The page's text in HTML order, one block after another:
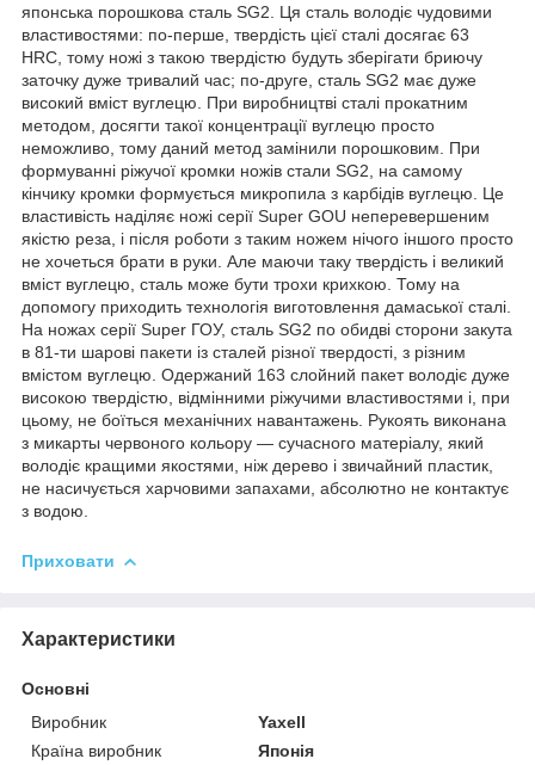
японська порошкова сталь SG2. Ця сталь володіє чудовими
властивостями: по-перше, твердість цієї сталі досягає 63
HRC, тому ножі з такою твердістю будуть зберігати бриючу
заточку дуже тривалий час; по-друге, сталь SG2 має дуже
високий вміст вуглецю. При виробництві сталі прокатним
методом, досягти такої концентрації вуглецю просто
неможливо, тому даний метод замінили порошковим. При
формуванні ріжучої кромки ножів стали SG2, на самому
кінчику кромки формується микропила з карбідів вуглецю. Це
властивість наділяє ножі серії Super GOU неперевершеним
якістю реза, і після роботи з таким ножем нічого іншого просто
не хочеться брати в руки. Але маючи таку твердість і великий
вміст вуглецю, сталь може бути трохи крихкою. Тому на
допомогу приходить технологія виготовлення дамаської сталі.
На ножах серії Super ГОУ, сталь SG2 по обидві сторони закута
в 81-ти шарові пакети із сталей різної твердості, з різним
вмістом вуглецю. Одержаний 163 слойний пакет володіє дуже
високою твердістю, відмінними ріжучими властивостями і, при
цьому, не боїться механічних навантажень. Рукоять виконана
з микарты червоного кольору — сучасного матеріалу, який
володіє кращими якостями, ніж дерево і звичайний пластик,
не насичується харчовими запахами, абсолютно не контактує
з водою.
Приховати
Характеристики
Основні
Виробник
Yaxell
Країна виробник
Японія